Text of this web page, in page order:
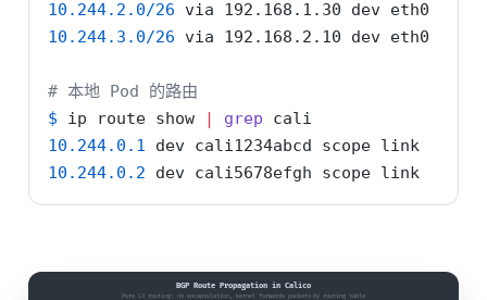
10.244.2.0/26 via 192.168.1.30 dev eth0
10.244.3.0/26 via 192.168.2.10 dev eth0
# 本地 Pod 的路由
$ ip route show | grep cali
10.244.0.1 dev cali1234abcd scope link
10.244.0.2 dev cali5678efgh scope link